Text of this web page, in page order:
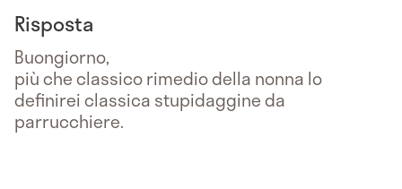
Risposta
Buongiorno,
più che classico rimedio della nonna lo
definirei classica stupidaggine da
parrucchiere.